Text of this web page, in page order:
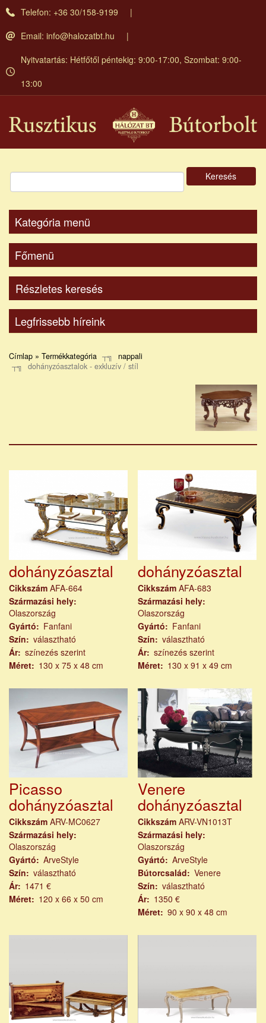
Ugrás
Telefon: +36 30/158-9199
Email: info@halozatbt.hu
Nyitvatartás: Hétfőtől péntekig: 9:00-17:00, Szombat: 9:00-
13:00
Keresés
Kategória menü
Főmenü
Részletes keresés
Legfrissebb híreink
Címlap » Termékkategória
nappali
dohányzóasztalok - exkluzív / stíl
dohányzóasztal
Cikkszám AFA-664
Származási hely
Olaszország
Gyártó
Fanfani
Szín
választható
Ár színezés szerint
Méret
130 x 75 x 48 cm
dohányzóasztal
Cikkszám AFA-683
Származási hely
Olaszország
Gyártó
Fanfani
Szín
választható
Ár
színezés szerint
Méret
130 x 91 x 49 cm
Picasso
dohányzóasztal
Cikkszám ARV-MC0627
Származási hely
Olaszország
Gyártó
ArveStyle
Szín
választható
Ár
1471 €
Méret
120 x 66 x 50 cm
Venere
dohányzóasztal
Cikkszám ARV-VN1013T
Származási hely
Olaszország
Gyártó
ArveStyle
Bútorcsalád
Venere
Szín
választható
Ár
1350 €
Méret
90 x 90 x 48 cm